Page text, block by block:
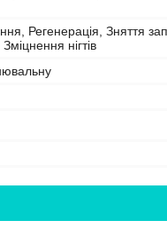
Регенерація, Зняття
Зміцнення нігтів